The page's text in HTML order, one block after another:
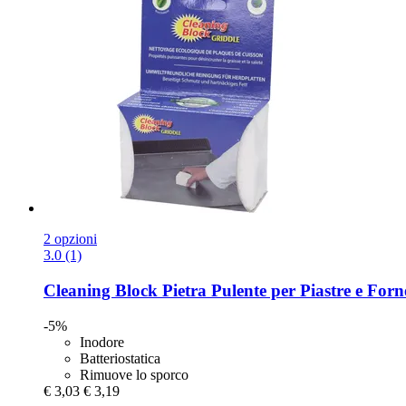
2 opzioni
3.0 (1)
Cleaning Block Pietra Pulente per Piastre e
-5%
Inodore
Batteriostatica
Rimuove lo sporco
€ 3,03 € 3,19